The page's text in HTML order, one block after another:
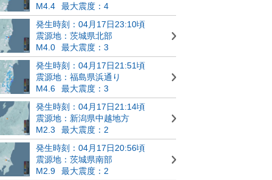
M4.4
最大震度：4
発生時刻：04月17日23:10頃
震源地：茨城県北部
M4.0
最大震度：3
発生時刻：04月17日21:51頃
震源地：福島県浜通り
M4.6
最大震度：3
発生時刻：04月17日21:14頃
震源地：新潟県中越地方
M2.3
最大震度：2
発生時刻：04月17日20:56頃
震源地：茨城県南部
M2.9
最大震度：2